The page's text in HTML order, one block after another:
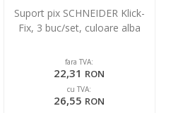
Suport pix SCHNEIDER Klick-
Fix, 3 buc/set, culoare alba
fara TVA:
22,31 RON
cu TVA:
26,55 RON